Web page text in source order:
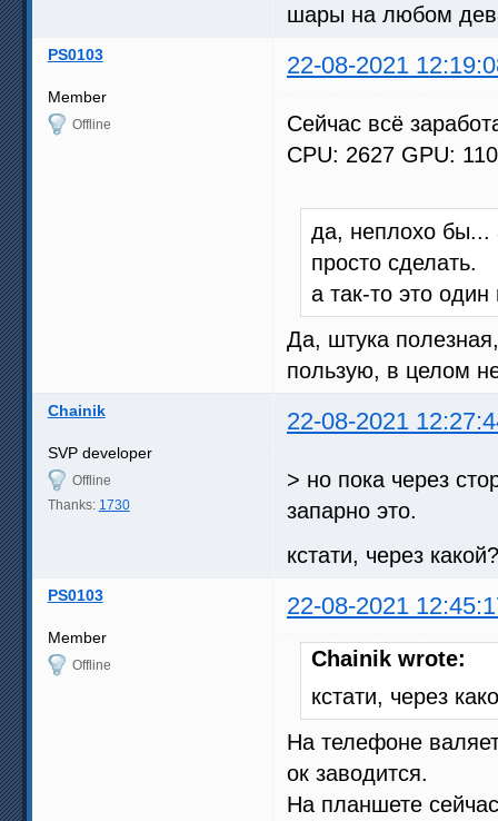
шары на любом
PS0103 22-08-2021
Member
Offline
Сейчас всё
CPU: 2627 GPU:
да, неплохо бы...
просто сделать.
а так-то это
Да, штука
пользую, в целом
Chainik 22-08-2021
SVP developer
Offline
Thanks: 1730
> но пока через
запарно это.
кстати, через какой?
PS0103 22-08-2021
Member
Offline
Chainik wrote:
кстати, через
На телефоне
ок заводится.
На планшете